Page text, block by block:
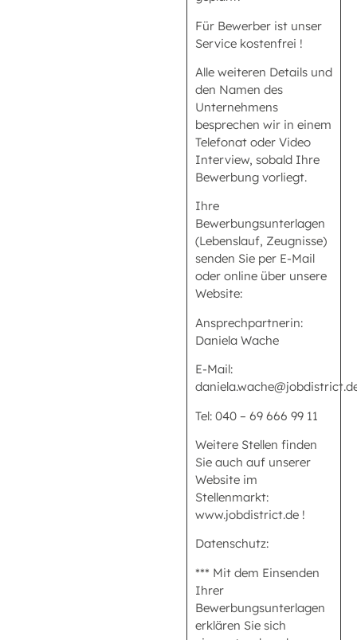
Für Bewerber ist unser
Service kostenfrei !
Alle weiteren Details und
den Namen des
Unternehmens
besprechen wir in einem
Telefonat oder Video
Interview, sobald Ihre
Bewerbung vorliegt.
Ihre
Bewerbungsunterlagen
(Lebenslauf, Zeugnisse)
senden Sie per E-Mail
oder online über unsere
Website:
Ansprechpartnerin:
Daniela Wache
E-Mail:
Tel: 040 – 69 666 99 11
Weitere Stellen finden
Sie auch auf unserer
Website im
Stellenmarkt:
www.jobdistrict.de !
Datenschutz:
*** Mit dem Einsenden
Ihrer
Bewerbungsunterlagen
erklären Sie sich